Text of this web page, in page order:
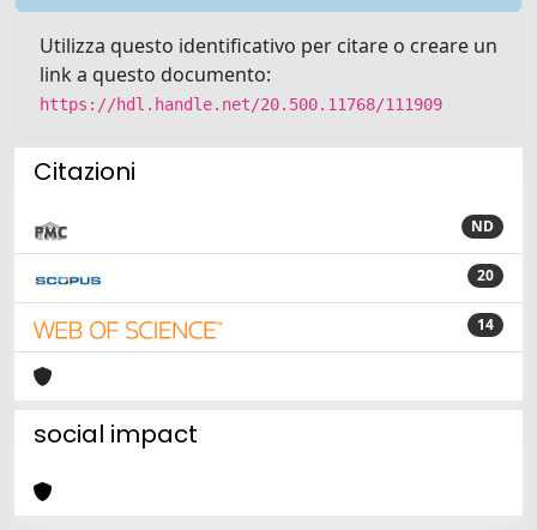
Utilizza questo identificativo per citare o creare un
link a questo documento:
https://hdl.handle.net/20.500.11768/111909
Citazioni
ND
20
14
social impact